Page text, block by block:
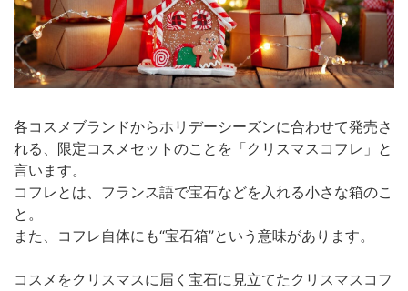
各コスメブランドからホリデーシーズンに合わせて発売さ
れる、限定コスメセットのことを「クリスマスコフレ」と
言います。
コフレとは、フランス語で宝石などを入れる小さな箱のこ
と。
また、コフレ自体にも“宝石箱”という意味があります。
コスメをクリスマスに届く宝石に見立てたクリスマスコフ